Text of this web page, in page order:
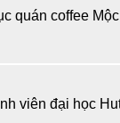
quán coffee Mộc
viên đại học